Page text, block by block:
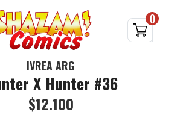
0
IVREA ARG
X Hunter #36
$12.100